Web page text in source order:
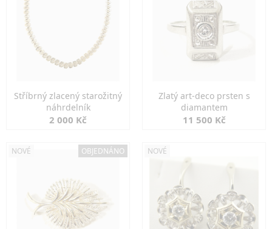
Stříbrný zlacený starožitný
náhrdelník
2 000 Kč
Zlatý art-deco prsten s
diamantem
11 500 Kč
NOVÉ OBJEDNÁNO NOVÉ